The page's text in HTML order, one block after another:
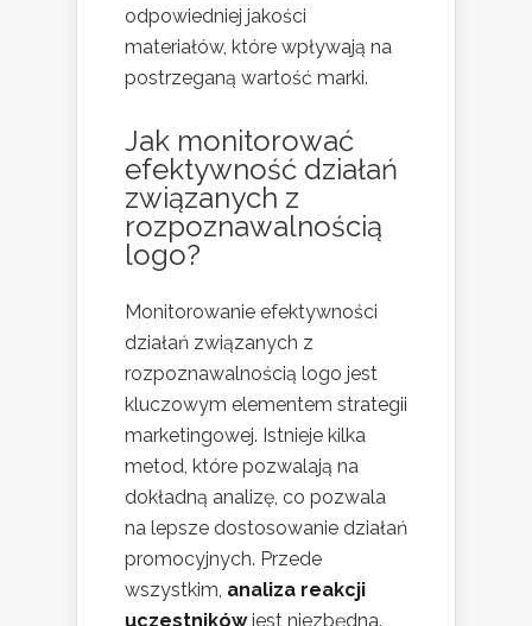
odpowiedniej jakości
materiałów, które wpływają na
postrzeganą wartość marki.
Jak monitorować
efektywność działań
związanych z
rozpoznawalnością
logo?
Monitorowanie efektywności
działań związanych z
rozpoznawalnością logo jest
kluczowym elementem strategii
marketingowej. Istnieje kilka
metod, które pozwalają na
dokładną analizę, co pozwala
na lepsze dostosowanie działań
promocyjnych. Przede
wszystkim, analiza reakcji
uczestnikówjest niezbędna.